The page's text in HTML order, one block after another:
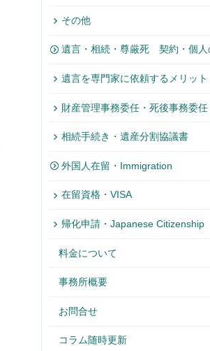
その他
遺言・相続・尊厳死 契約・個人
遺言を専門家に依頼するメリット
財産管理事務委任・死後事務委任
相続手続き・遺産分割協議書
外国人在留・Immigration
在留資格・VISA
帰化申請・Japanese Citizenship
料金について
事務所概要
お問合せ
コラム随時更新